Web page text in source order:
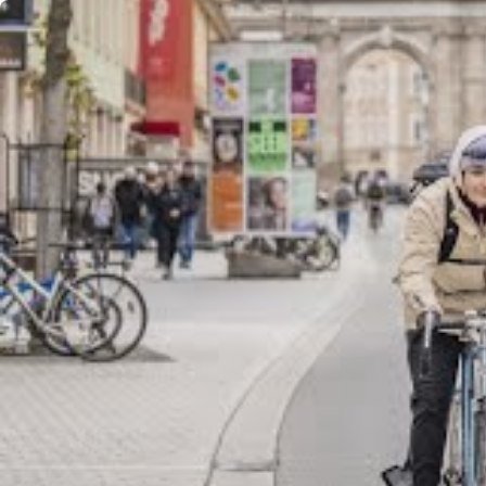
Aller au contenu
Femmes Hommes Équipement
Claudi Rohrer: Une approche durable
Environnement